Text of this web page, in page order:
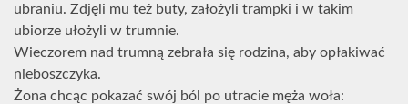
ubraniu. Zdjęli mu też buty, założyli trampki i w takim
ubiorze ułożyli w trumnie.
Wieczorem nad trumną zebrała się rodzina, aby opłakiwać
nieboszczyka.
Żona chcąc pokazać swój ból po utracie męża woła: